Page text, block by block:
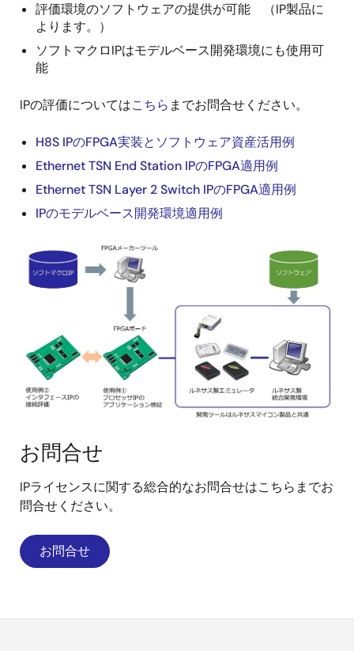
評価環境のソフトウェアの提供が可能 （IP製品に
よります。）
ソフトマクロIPはモデルベース開発環境にも使用可
能
IPの評価についてはこちら までお問合せください。
H8S IPのFPGA実装とソフトウェア資産活用例
Ethernet TSN End Station IPのFPGA適用例
Ethernet TSN Layer 2 Switch IPのFPGA適用例
IPのモデルベース開発環境適用例
お問合せ
IPライセンスに関する総合的なお問合せはこちらまでお
問合せください。
お問合せ